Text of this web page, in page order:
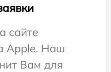
сайте
Apple. Наш
Вам для